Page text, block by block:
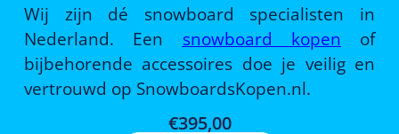
Wij zijn dé snowboard specialisten in
Nederland. Een snowboard kopen of
bijbehorende accessoires doe je veilig en
vertrouwd op SnowboardsKopen.nl.
€395,00